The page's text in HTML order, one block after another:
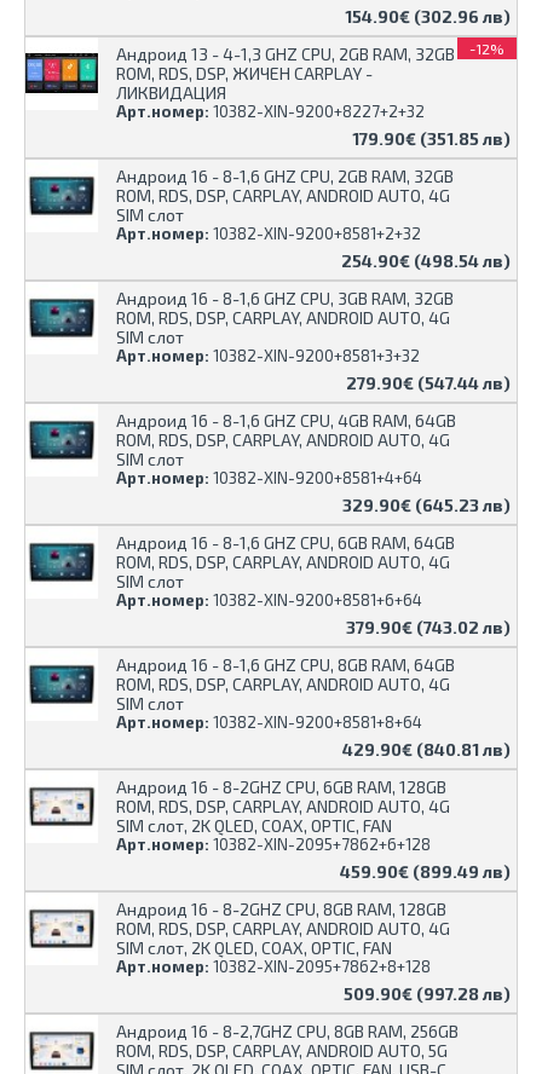
154.90€ (302.96 лв)
-12%
179.90€ (351.85 лв)
Андроид 13 - 4-1,3 GHZ CPU, 2GB RAM, 32GB
ROM, RDS, DSP, ЖИЧЕН CARPLAY -
ЛИКВИДАЦИЯ
Арт.номер: 10382-XIN-9200+8227+2+32
254.90€ (498.54 лв)
Андроид 16 - 8-1,6 GHZ CPU, 2GB RAM, 32GB
ROM, RDS, DSP, CARPLAY, ANDROID AUTO, 4G
SIM слот
Арт.номер: 10382-XIN-9200+8581+2+32
279.90€ (547.44 лв)
Андроид 16 - 8-1,6 GHZ CPU, 3GB RAM, 32GB
ROM, RDS, DSP, CARPLAY, ANDROID AUTO, 4G
SIM слот
Арт.номер: 10382-XIN-9200+8581+3+32
329.90€ (645.23 лв)
Андроид 16 - 8-1,6 GHZ CPU, 4GB RAM, 64GB
ROM, RDS, DSP, CARPLAY, ANDROID AUTO, 4G
SIM слот
Арт.номер: 10382-XIN-9200+8581+4+64
379.90€ (743.02 лв)
Андроид 16 - 8-1,6 GHZ CPU, 6GB RAM, 64GB
ROM, RDS, DSP, CARPLAY, ANDROID AUTO, 4G
SIM слот
Арт.номер: 10382-XIN-9200+8581+6+64
429.90€ (840.81 лв)
Андроид 16 - 8-1,6 GHZ CPU, 8GB RAM, 64GB
ROM, RDS, DSP, CARPLAY, ANDROID AUTO, 4G
SIM слот
Арт.номер: 10382-XIN-9200+8581+8+64
459.90€ (899.49 лв)
Андроид 16 - 8-2GHZ CPU, 6GB RAM, 128GB
ROM, RDS, DSP, CARPLAY, ANDROID AUTO, 4G
SIM слот, 2K QLED, COAX, OPTIC, FAN
Арт.номер: 10382-XIN-2095+7862+6+128
509.90€ (997.28 лв)
Андроид 16 - 8-2GHZ CPU, 8GB RAM, 128GB
ROM, RDS, DSP, CARPLAY, ANDROID AUTO, 4G
SIM слот, 2K QLED, COAX, OPTIC, FAN
Арт.номер: 10382-XIN-2095+7862+8+128
Андроид 16 - 8-2,7GHZ CPU, 8GB RAM, 256GB
ROM, RDS, DSP, CARPLAY, ANDROID AUTO, 5G
SIM слот, 2K QLED, COAX, OPTIC, FAN, USB-C